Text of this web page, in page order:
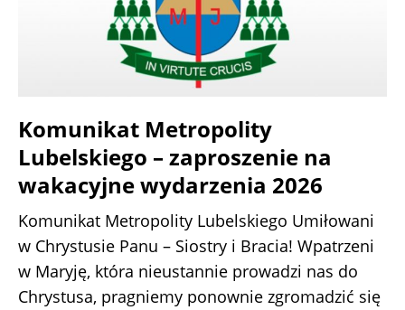
Komunikat Metropolity
Lubelskiego – zaproszenie na
wakacyjne wydarzenia 2026
Komunikat Metropolity Lubelskiego Umiłowani
w Chrystusie Panu – Siostry i Bracia! Wpatrzeni
w Maryję, która nieustannie prowadzi nas do
Chrystusa, pragniemy ponownie zgromadzić się